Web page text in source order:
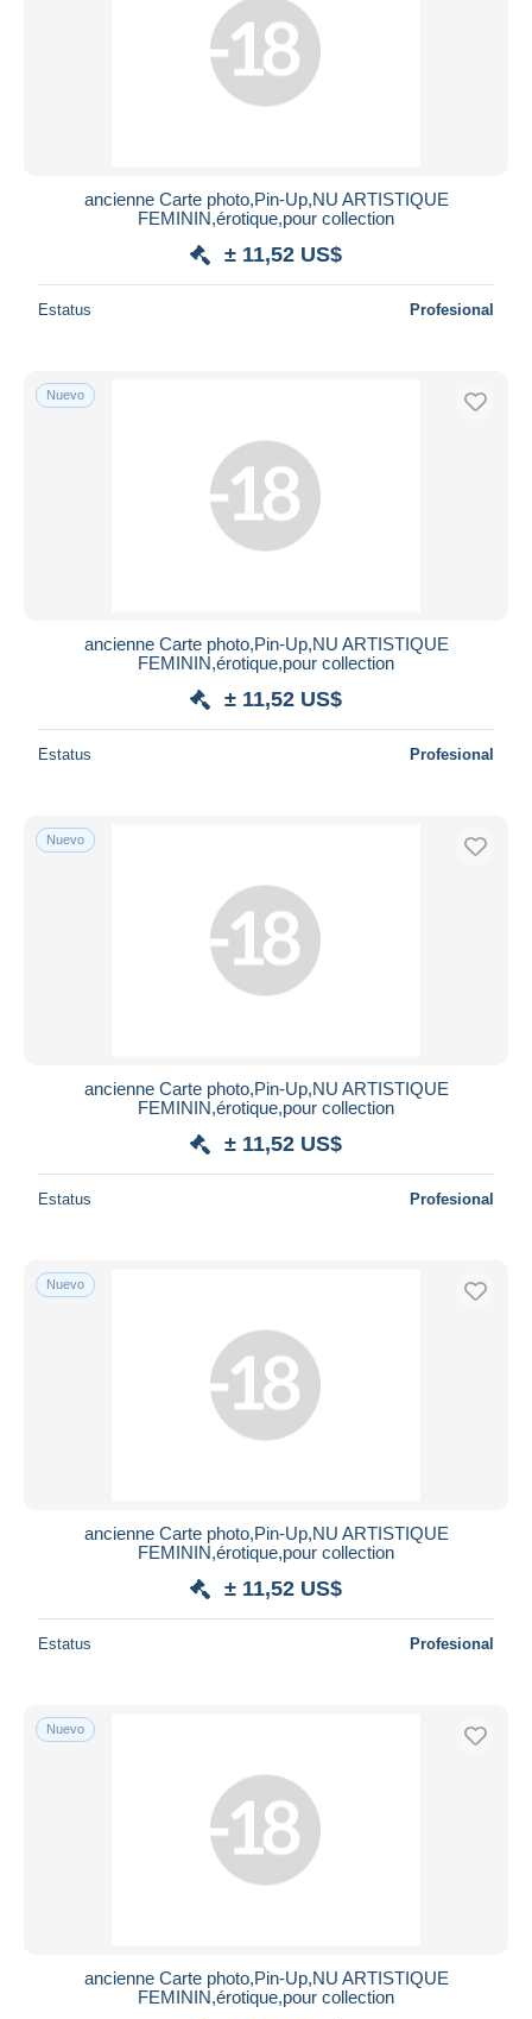
ancienne Carte photo,Pin-Up,NU ARTISTIQUE
FEMININ,érotique,pour collection
± 11,52 US$
Estatus Profesional
Nuevo
ancienne Carte photo,Pin-Up,NU ARTISTIQUE
FEMININ,érotique,pour collection
± 11,52 US$
Estatus Profesional
Nuevo
ancienne Carte photo,Pin-Up,NU ARTISTIQUE
FEMININ,érotique,pour collection
± 11,52 US$
Estatus Profesional
Nuevo
ancienne Carte photo,Pin-Up,NU ARTISTIQUE
FEMININ,érotique,pour collection
± 11,52 US$
Estatus Profesional
Nuevo
ancienne Carte photo,Pin-Up,NU ARTISTIQUE
FEMININ,érotique,pour collection